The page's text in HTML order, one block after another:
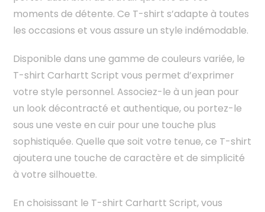
moments de détente. Ce T-shirt s’adapte à toutes
les occasions et vous assure un style indémodable.
Disponible dans une gamme de couleurs variée, le
T-shirt Carhartt Script vous permet d’exprimer
votre style personnel. Associez-le à un jean pour
un look décontracté et authentique, ou portez-le
sous une veste en cuir pour une touche plus
sophistiquée. Quelle que soit votre tenue, ce T-shirt
ajoutera une touche de caractère et de simplicité
à votre silhouette.
En choisissant le T-shirt Carhartt Script, vous